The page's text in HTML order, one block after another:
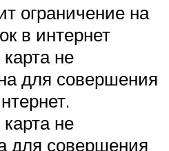
ограничение на
в интернет
не
для совершения
не
для совершения